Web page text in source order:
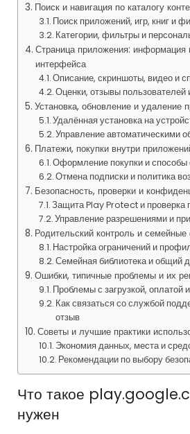
Поиск и навигация по каталогу
Поиск приложений, игр, книг и
Категории, фильтры и
Страница приложения: информация
интерфейса
Описание, скриншоты, видео и
Оценки, отзывы пользователей
Установка, обновление и удаление
Удалённая установка на
Управление автоматическими
Платежи, покупки внутри
Оформление покупки и способы
Отмена подписки и политика
Безопасность, проверки и
Защита Play Protect и проверка
Управление разрешениями и
Родительский контроль и
Настройка ограничений и
Семейная библиотека и общий
Ошибки, типичные проблемы и их
Проблемы с загрузкой, оплатой
Как связаться со службой
отзыв
Советы и лучшие практики
Экономия данных, места и
Рекомендации по выбору
Что такое
нужен